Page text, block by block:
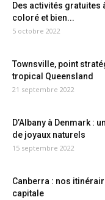
Des activités gratuites
coloré et bien...
5 octobre 2022
Townsville, point
tropical Queensland
21 septembre 2022
D’Albany à Denmark :
de joyaux naturels
15 septembre 2022
Canberra : nos
capitale